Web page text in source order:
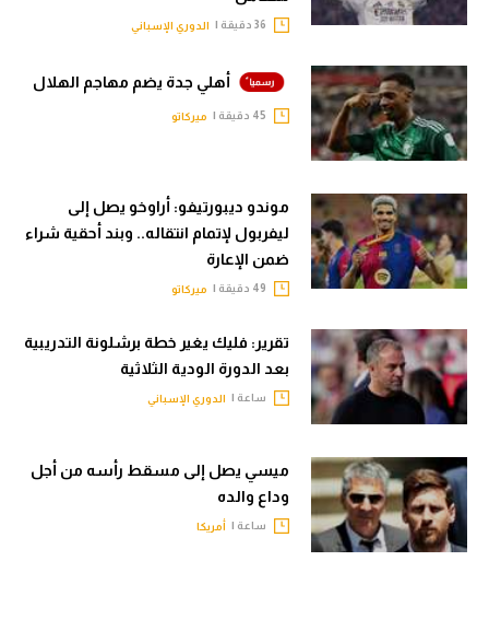
الدوري الإسباني
أهلي جدة يضم مهاجم الهلال
ميركاتو
موندو ديبورتيفو: أراوخو يصل إلى
ليفربول لإتمام انتقاله.. وبند أحقية شراء
ضمن الإعارة
ميركاتو
تقرير: فليك يغير خطة برشلونة التدريبية
بعد الدورة الودية الثلاثية
ساعة | الدوري الإسباني
ميسي يصل إلى مسقط رأسه من أجل
وداع والده
ساعة | أمريكا